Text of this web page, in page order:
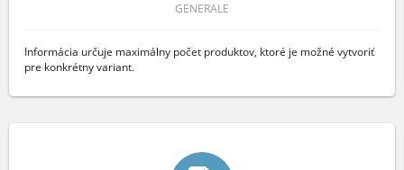
GENERALE
Informácia určuje maximálny počet produktov, ktoré je možné vytvoriť
pre konkrétny variant.